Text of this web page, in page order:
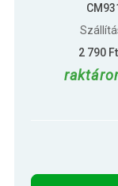
2 790 Ft